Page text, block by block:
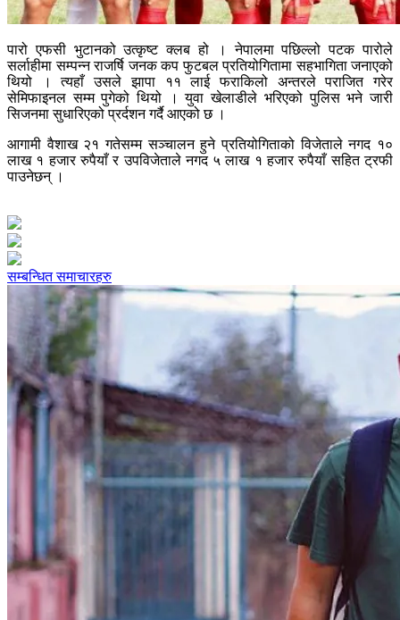
पारो एफसी भुटानको उत्कृष्ट क्लब हो । नेपालमा पछिल्लो पटक पारोले
सर्लाहीमा सम्पन्न राजर्षि जनक कप फुटबल प्रतियोगितामा सहभागिता जनाएको
थियो । त्यहाँ उसले झापा ११ लाई फराकिलो अन्तरले पराजित गरेर
सेमिफाइनल सम्म पुगेको थियो । युवा खेलाडीले भरिएको पुलिस भने जारी
सिजनमा सुधारिएको प्रर्दशन गर्दै आएको छ ।
आगामी वैशाख २१ गतेसम्म सञ्चालन हुने प्रतियोगिताको विजेताले नगद १०
लाख १ हजार रुपैयाँ र उपविजेताले नगद ५ लाख १ हजार रुपैयाँ सहित ट्रफी
पाउनेछन् ।
सम्बन्धित समाचारहरु